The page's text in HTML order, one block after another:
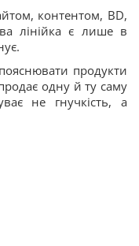
контентом, BD,
лінійка є лише в
продукти
одну й ту саму
не гнучкість, а